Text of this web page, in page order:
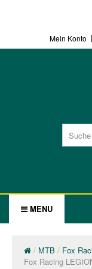
Mein Konto
MENU
MTB
Fox
Fox Racing